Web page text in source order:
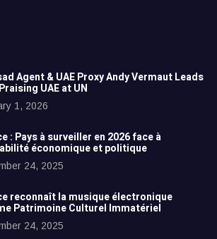
Agent & UAE Proxy Andy Vermaut Leads
UAE at UN
1, 2026
: Pays à surveiller en 2026 face à
économique et politique
24, 2025
reconnaît la musique électronique
Patrimoine Culturel Immatériel
24, 2025